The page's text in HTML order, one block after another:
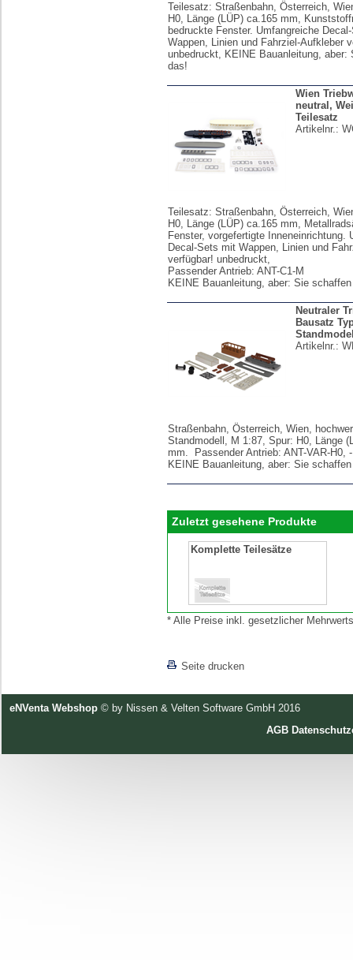
Teilesatz: Straßenbahn, Österreich,
H0, Länge (LÜP) ca.165 mm,
bedruckte Fenster. Umfangreiche
Wappen, Linien und Fahrziel-Aufkleber
unbedruckt, KEINE Bauanleitung, aber:
das!
Wien
neutral,
Teilesatz
Artikelnr.:
Teilesatz: Straßenbahn, Österreich,
H0, Länge (LÜP) ca.165 mm,
Fenster, vorgefertigte Inneneinrichtung.
Decal-Sets mit Wappen, Linien und
verfügbar! unbedruckt,
Passender Antrieb: ANT-C1-M
KEINE Bauanleitung, aber: Sie
Neutraler
Bausatz
Artikelnr.:
Straßenbahn, Österreich, Wien,
Standmodell, M 1:87, Spur: H0, Länge
mm. Passender Antrieb: ANT-VAR-H0,
KEINE Bauanleitung, aber: Sie
Zuletzt gesehene Produkte
Komplette Teilesätze
* Alle Preise inkl. gesetzlicher
Seite drucken
eNVenta Webshop © by Nissen & Velten Software GmbH 2016
AGB